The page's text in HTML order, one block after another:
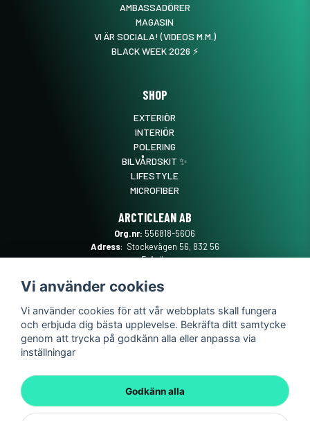
AMBASSADÖRER
MAGASIN
VI ÄR SOCIALA! (VIDEOS M.M.)
BLACK WEEK 2026 ⚡️
SHOP
EXTERIÖR
INTERIÖR
POLERING
BILVÅRDSKIT ✨
LIFESTYLE
MICROFIBER
ARCTICLEAN AB
Org.nr: 556818-5606
Adress: Stockevägen 56, 832 56
Frösön
Telefon:0101889555
Vi använder cookies
Vi använder cookies för att vår webbplats skall fungera
och erbjuda dig bästa upplevelse. Bekräfta ditt samtycke
genom att trycka på godkänn alla eller anpassa via
inställningar
Godkänn alla